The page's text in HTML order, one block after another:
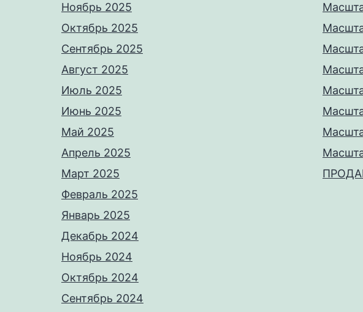
Ноябрь 2025
Октябрь 2025
Сентябрь 2025
Август 2025
Июль 2025
Июнь 2025
Май 2025
Апрель 2025
Март 2025
Февраль 2025
Январь 2025
Декабрь 2024
Ноябрь 2024
Октябрь 2024
Сентябрь 2024